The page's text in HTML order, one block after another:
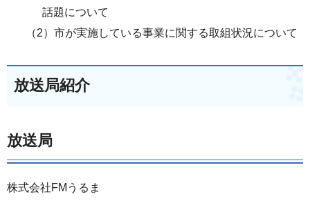
話題について
（2）市が実施している事業に関する取組状況について
放送局紹介
放送局
株式会社FMうるま